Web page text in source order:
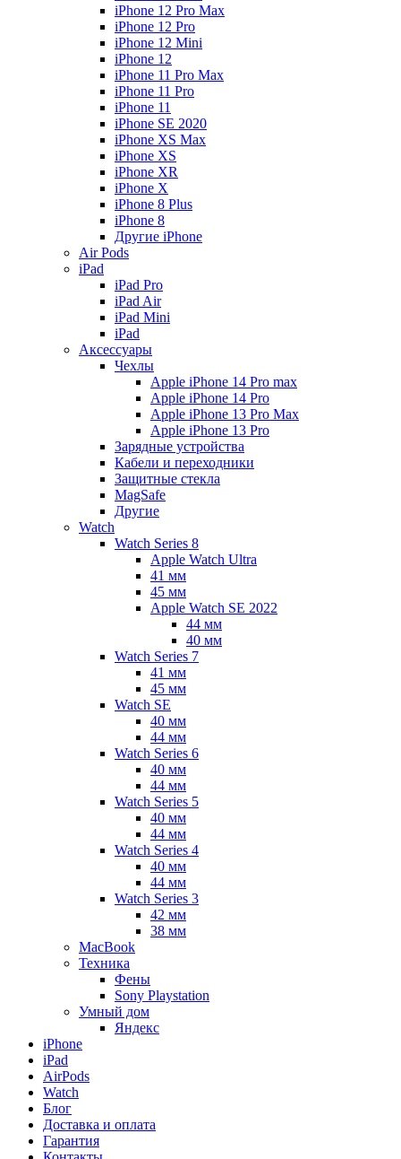
iPhone 12 Pro Max
iPhone 12 Pro
iPhone 12 Mini
iPhone 12
iPhone 11 Pro Max
iPhone 11 Pro
iPhone 11
iPhone SE 2020
iPhone XS Max
iPhone XS
iPhone XR
iPhone X
iPhone 8 Plus
iPhone 8
Другие iPhone
Air Pods
iPad
iPad Pro
iPad Air
iPad Mini
iPаd
Аксессуары
Чехлы
Apple iPhone 14 Pro max
Apple iPhone 14 Pro
Apple iPhone 13 Pro Max
Apple iPhone 13 Pro
Зарядные устройства
Кабели и переходники
Защитные стекла
MagSafe
Другие
Watch
Watch Series 8
Apple Watch Ultra
41 мм
45 мм
Apple Watch SE 2022
44 мм
40 мм
Watch Series 7
41 мм
45 мм
Watch SE
40 мм
44 мм
Watch Series 6
40 мм
44 мм
Watch Series 5
40 мм
44 мм
Watch Series 4
40 мм
44 мм
Watch Series 3
42 мм
38 мм
MacBook
Техника
Фены
Sony Playstation
Умный дом
Яндекс
iPhone
iPad
AirPods
Watch
Блог
Доставка и оплата
Гарантия